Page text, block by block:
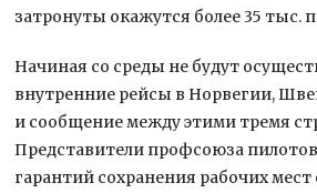
затронуты окажутся более 35 тыс.
Начиная со среды не будут
внутренние рейсы в Норвегии,
и сообщение между этими тремя
Представители профсоюза
гарантий сохранения рабочих мест